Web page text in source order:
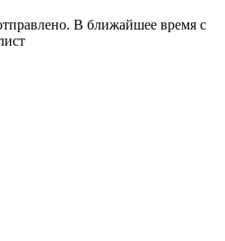
В ближайшее время с